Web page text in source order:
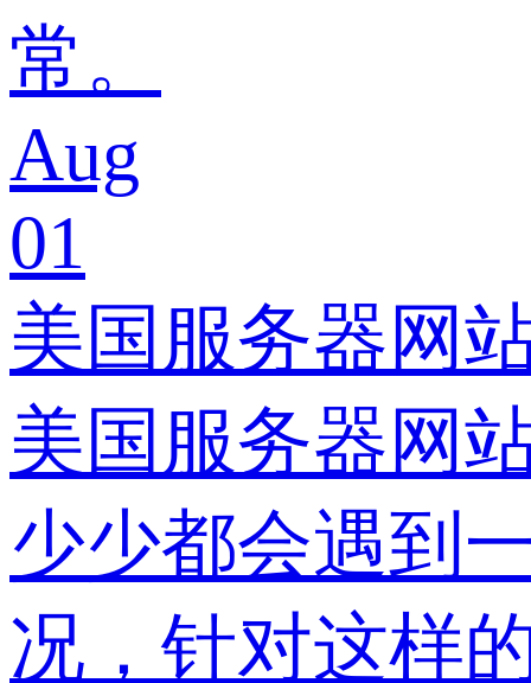
常。
Aug
01
美国服务器网
美国服务器网
少少都会遇到
况，针对这样